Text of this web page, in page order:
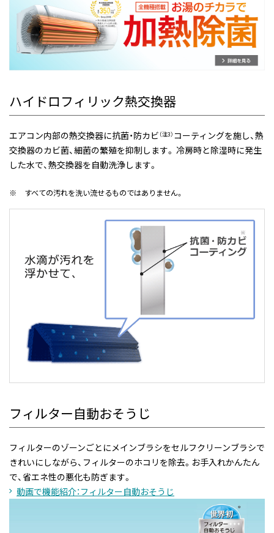
ハイドロフィリック熱交換器
エアコン内部の熱交換器に抗菌・防カビ（注3） コーティングを施し、熱
交換器のカビ菌、細菌の繁殖を抑制します。 冷房時と除湿時に発生
した水で、熱交換器を自動洗浄します。
※ すべての汚れを洗い流せるものではありません。
フィルター自動おそうじ
フィルターのゾーンごとにメインブラシをセルフクリーンブラシで
きれいにしながら、フィルターのホコリを除去。お手入れかんたん
で、省エネ性の悪化も防ぎます。
動画で機能紹介：フィルター自動おそうじ